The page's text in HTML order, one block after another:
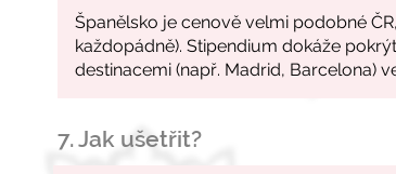
7. Jak ušetřit?